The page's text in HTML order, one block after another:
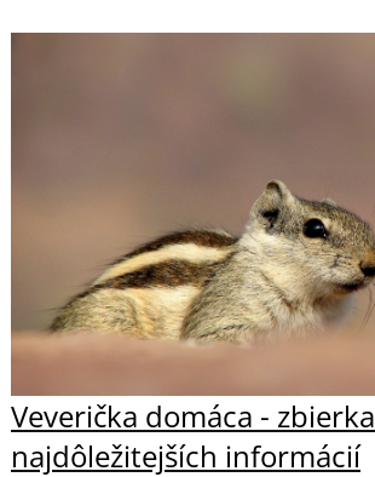
Veverička domáca - zbierka
najdôležitejších informácií